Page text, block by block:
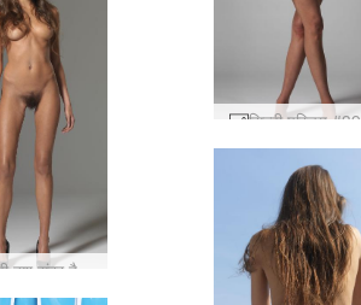
सिल्वी परिचय #39